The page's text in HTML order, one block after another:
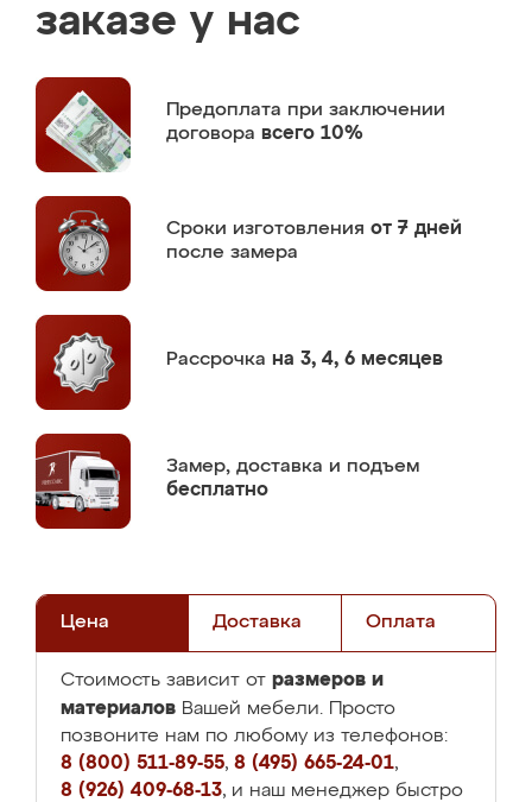
заказе у нас
Предоплата при заключении
договора всего 10%
Сроки изготовления от 7 дней
после замера
Рассрочка на 3, 4, 6 месяцев
Замер, доставка и подъем
бесплатно
Цена Доставка Оплата
Стоимость зависит от размеров и
материалов Вашей мебели. Просто
позвоните нам по любому из телефонов:
8 (800) 511-89-55, 8 (495) 665-24-01,
8 (926) 409-68-13, и наш менеджер быстро